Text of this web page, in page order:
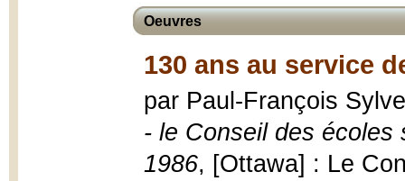
Oeuvres
130 ans au service
par Paul-François
- le Conseil des écoles
1986, [Ottawa] : Le